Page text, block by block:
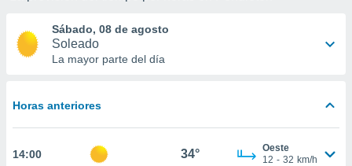
y
forma
basada
permite
Sábado, 08 de agosto
Soleado
La mayor parte del día
Horas anteriores
14:00 34°
Oeste
12 - 32 km/h